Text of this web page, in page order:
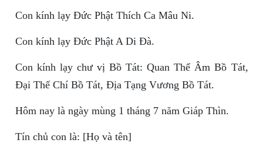
Con kính lạy Đức Phật Thích Ca Mâu Ni.
Con kính lạy Đức Phật A Di Đà.
Con kính lạy chư vị Bồ Tát: Quan Thế Âm Bồ Tát,
Đại Thế Chí Bồ Tát, Địa Tạng Vương Bồ Tát.
Hôm nay là ngày mùng 1 tháng 7 năm Giáp Thìn.
Tín chủ con là: [Họ và tên]